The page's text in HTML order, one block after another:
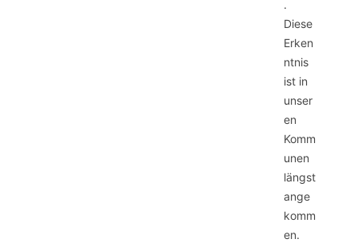
.
Diese
Erken
ntnis
ist in
unser
en
Komm
unen
längst
ange
komm
en.